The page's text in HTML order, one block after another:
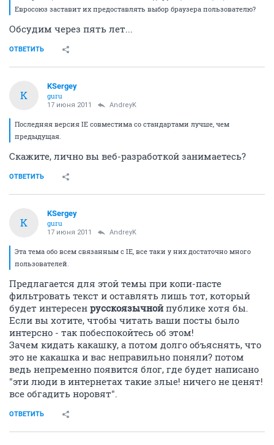
Евросоюз заставит их предоставлять выбор браузера пользователю?
Обсудим через пять лет...
ОТВЕТИТЬ
K
KSergey
guru
17 июня 2011 AndreyK
Последняя версия IE совместима со стандартами лучше, чем
предыдущая.
Скажите, лично вы веб-разработкой занимаетесь?
ОТВЕТИТЬ
K
KSergey
guru
17 июня 2011 AndreyK
Эта тема обо всем связанным с IE, все таки у них достаточно много
пользователей.
Предлагается для этой темы при копи-пасте
фильтровать текст и оставлять лишь тот, который
будет интересен русскоязычнойпублике хотя бы.
Если вы хотите, чтобы читать ваши посты было
интерсно - так побеспокойтесь об этом!
Зачем кидать какашку, а потом долго объяснять, что
это не какашка и вас неправильно поняли? потом
ведь непременно появится блог, где будет написано
"эти люди в интернетах такие злые! ничего не ценят!
все обгадить норовят".
ОТВЕТИТЬ